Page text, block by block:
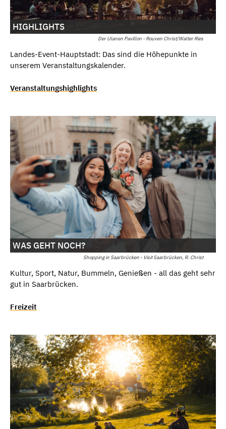
Der Ulanen Pavillon - Rouven Christ/Walter Ries
HIGHLIGHTS
Landes-Event-Hauptstadt: Das sind die Höhepunkte in
unserem Veranstaltungskalender.
Veranstaltungshighlights
Shopping in Saarbrücken - Visit Saarbrücken, R. Christ
WAS GEHT NOCH?
Kultur, Sport, Natur, Bummeln, Genießen - all das geht sehr
gut in Saarbrücken.
Freizeit